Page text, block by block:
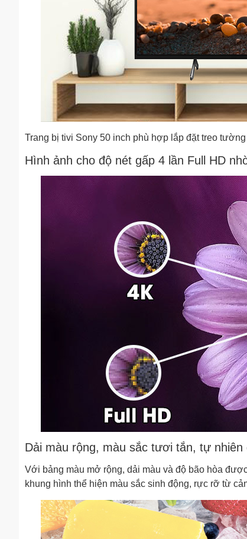
Trang bị tivi Sony 50 inch phù hợp lắp đặt treo
Hình ảnh cho độ nét gấp 4 lần Full HD
Dải màu rộng, màu sắc tươi tắn, tự
Với bảng màu mở rộng, dải màu và độ bão hòa
khung hình thể hiện màu sắc sinh động, rực rỡ từ